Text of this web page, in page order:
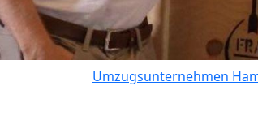
Umzugsunternehmen